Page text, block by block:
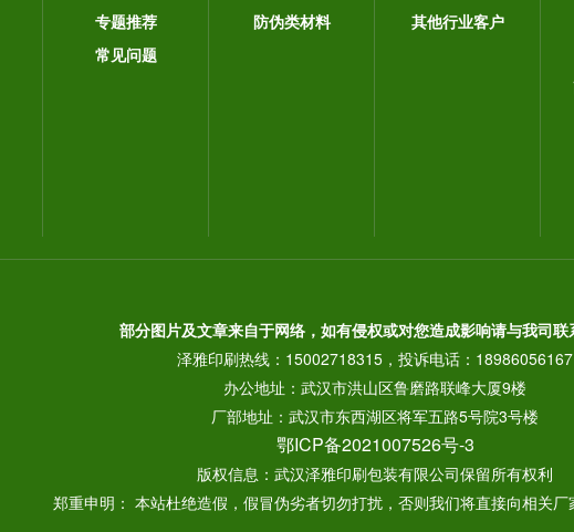
专题推荐
常见问题
防伪类材料
其他行业客户
部分图片及文章来自于网络，如有侵权或对您造成影响请与我司联
泽雅印刷热线：15002718315，投诉电话：18986056167
办公地址：武汉市洪山区鲁磨路联峰大厦9楼
厂部地址：武汉市东西湖区将军五路5号院3号楼
鄂ICP备2021007526号-3
版权信息：武汉泽雅印刷包装有限公司保留所有权利
郑重申明： 本站杜绝造假，假冒伪劣者切勿打扰，否则我们将直接向相关